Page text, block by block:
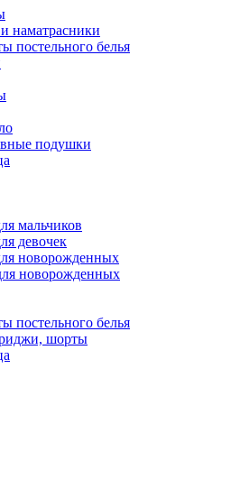
наматрасники
постельного белья
подушки
мальчиков
девочек
новорожденных
новорожденных
постельного белья
шорты